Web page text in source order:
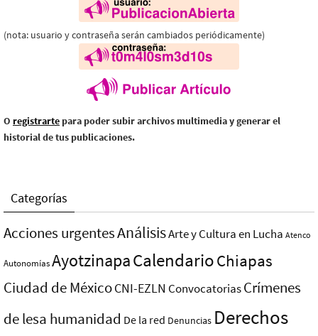
(nota: usuario y contraseña serán cambiados periódicamente)
O registrarte para poder subir archivos multimedia y generar el
historial de tus publicaciones.
Categorías
Acciones urgentesAnálisisArte y Cultura en Lucha Atenco
AutonomíasAyotzinapaCalendarioChiapas
Ciudad de MéxicoCNI-EZLN ConvocatoriasCrímenes
de lesa humanidad De la red Denuncias Derechos